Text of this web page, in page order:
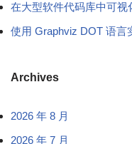
在大型软件代码库中可视
使用 Graphviz DOT 语言
Archives
2026 年 8 月
2026 年 7 月